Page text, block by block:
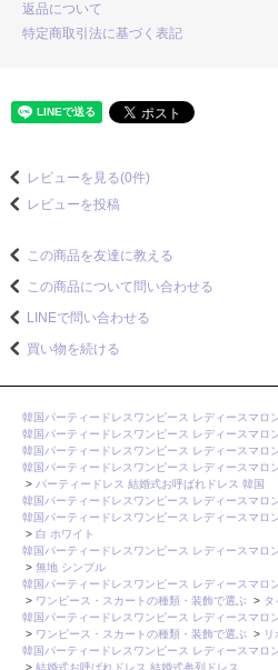
返品について
特定商取引法に基づく表記
レビューを見る(0件)
レビューを投稿
この商品を友達に教える
この商品について問い合わせる
LINEで問い合わせる
買い物を続ける
韓国パーティードレスワンピース レディースマロ
韓国パーティードレスワンピース レディースマロ
韓国パーティードレスワンピース レディースマロ
韓国パーティードレスワンピース レディースマロ
> パーティードレス 結婚式お呼ばれドレス 韓国
韓国パーティードレスワンピース レディースマロ
韓国パーティードレスワンピース レディースマロ
> 白 ホワイト
韓国パーティードレスワンピース レディースマロ
> 無地 シンプル
韓国パーティードレスワンピース レディースマロ
> ワンピース・スカートの種類・装飾で選ぶ > タ
韓国パーティードレスワンピース レディースマロ
> ワンピース・スカートの種類・装飾で選ぶ > リ
韓国パーティードレスワンピース レディースマロ